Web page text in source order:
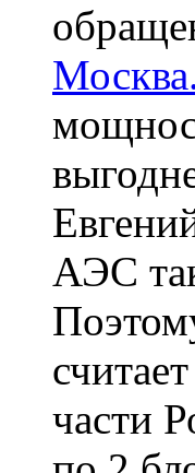
АЭС
части